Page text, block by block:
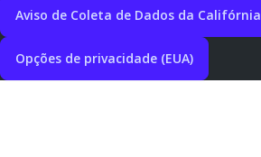
Aviso de Coleta de Dados da Califórnia
Opções de privacidade (EUA)